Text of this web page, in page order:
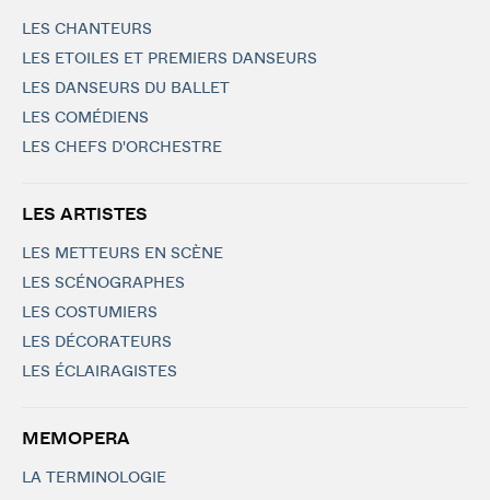
LES CHANTEURS
LES ETOILES ET PREMIERS DANSEURS
LES DANSEURS DU BALLET
LES COMÉDIENS
LES CHEFS D'ORCHESTRE
LES ARTISTES
LES METTEURS EN SCÈNE
LES SCÉNOGRAPHES
LES COSTUMIERS
LES DÉCORATEURS
LES ÉCLAIRAGISTES
MEMOPERA
LA TERMINOLOGIE